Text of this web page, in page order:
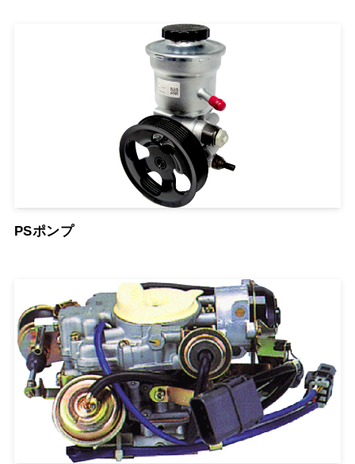
PSポンプ